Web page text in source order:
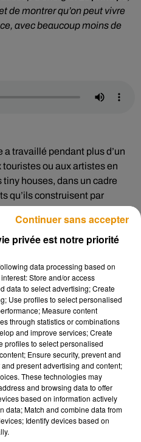
de montrer qu’on peut vivre
avec beaucoup moins de
a travaillé pendant plus d’un
ou aux artistes en
houses, dans un cadre
qu’ils construisent par
en juillet 2021 en plein cœur
sont nichées en pleine
visiteurs d’être seuls au
dans la nature, et en
une certaine forme de
sont entrés dans un autre
placer les gens dans une
se poser les bonnes
privée est notre priorité
data processing based on
Store and/or access
data to select advertising; Create
Use profiles to select personalised
Measure content
through statistics or combinations
and improve services; Create
profiles to select personalised
Ensure security, prevent and
present advertising and content;
These technologies may
and browsing data to offer
based on information actively
data; Match and combine data from
Identify devices based on
Continuer sans accepter